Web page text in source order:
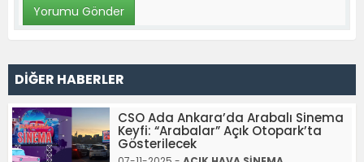
DİĞER HABERLER
CSO Ada Ankara’da Arabalı Sinema
Keyfi: “Arabalar” Açık Otopark’ta
Gösterilecek